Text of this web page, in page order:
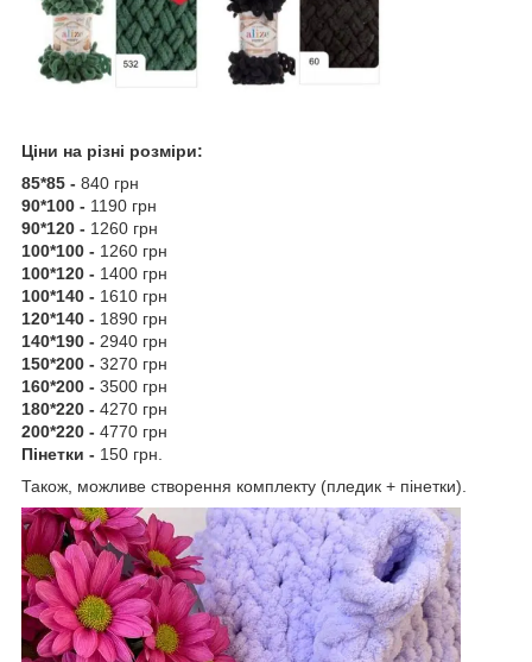
Ціни на різні розміри:
85*85 - 840 грн
90*100 - 1190 грн
90*120 - 1260 грн
100*100 - 1260 грн
100*120 - 1400 грн
100*140 - 1610 грн
120*140 - 1890 грн
140*190 - 2940 грн
150*200 - 3270 грн
160*200 - 3500 грн
180*220 - 4270 грн
200*220 - 4770 грн
Пінетки - 150 грн.
Також, можливе створення комплекту (пледик + пінетки).